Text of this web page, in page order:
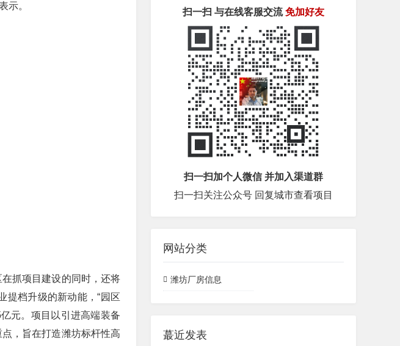
示。
抓项目建设的同时，还将
提档升级的新动能，“园区
元。项目以引进高端装备
，旨在打造潍坊标杆性高
扫一扫 与在线客服交流免加好友
扫一扫加个人微信 并加入渠道群
扫一扫关注公众号 回复城市查看项目
网站分类
潍坊厂房信息
蕞近发表